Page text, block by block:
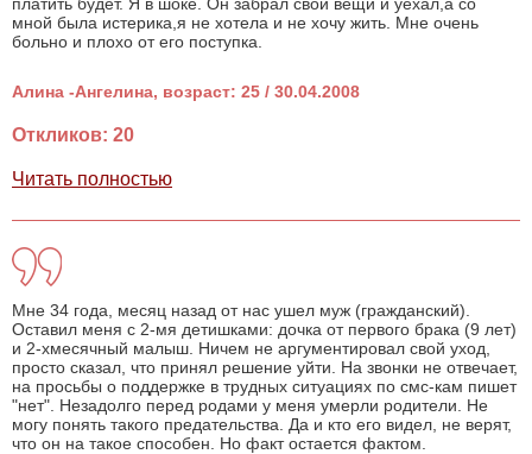
мной была истерика,я не хотела и не хочу жить. Мне очень
больно и плохо от его поступка.
Алина -Ангелина, возраст: 25 / 30.04.2008
Откликов: 20
Читать полностью
Мне 34 года, месяц назад от нас ушел муж (гражданский).
Оставил меня с 2-мя детишками: дочка от первого брака (9 лет)
и 2-хмесячный малыш. Ничем не аргументировал свой уход,
просто сказал, что принял решение уйти. На звонки не отвечает,
на просьбы о поддержке в трудных ситуациях по смс-кам пишет
"нет". Незадолго перед родами у меня умерли родители. Не
могу понять такого предательства. Да и кто его видел, не верят,
что он на такое способен. Но факт остается фактом.